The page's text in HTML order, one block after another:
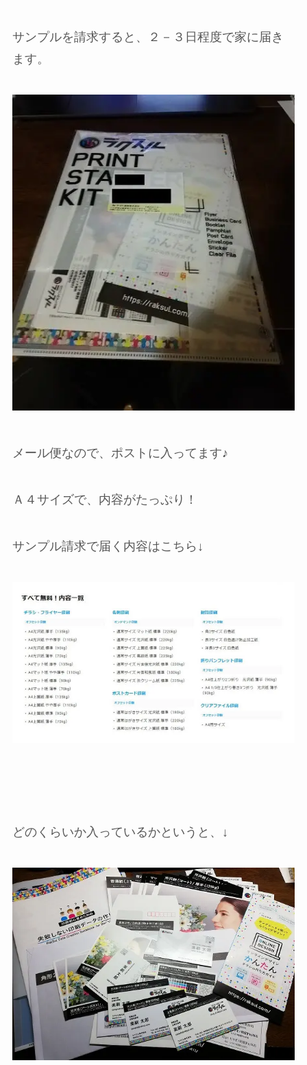
サンプルを請求すると、２－３日程度で家に届き
ます。
メール便なので、ポストに入ってます♪
Ａ４サイズで、内容がたっぷり！
サンプル請求で届く内容はこちら↓
どのくらいか入っているかというと、↓